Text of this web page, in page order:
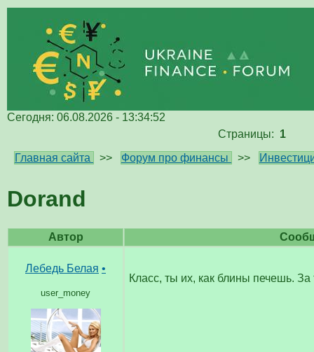
Сегодня: 06.08.2026 - 13:34:52
Страницы: 1
Главная сайта
>> Форум про финансы >>
Dorand
Автор
Лебедь Белая •
user_money
Класс, ты их, как блины печешь. За